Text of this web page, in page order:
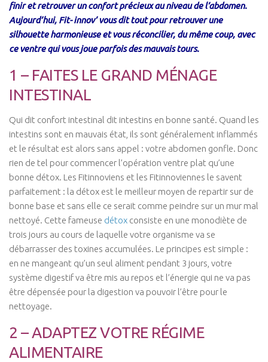
Programmes Nutrition
Les Diètes Spécifiques
Monodiète Détox
Régime Paléo
Régime Méditérranéen
Régime Sans Gluten
Régime Végétarien
Coaching
Coaching Entreprise & Entreprenariat
Coaching Ergonomique
Coaching Mental
Bien-être & Santé
finir et retrouver un confort précieux au niveau de l’abdomen.
Aujourd’hui, Fit- innov’ vous dit tout pour retrouver une
silhouette harmonieuse et vous réconcilier, du même coup, avec
ce ventre qui vous joue parfois des mauvais tours.
1 – FAITES LE GRAND MÉNAGE
INTESTINAL
Qui dit confort intestinal dit intestins en bonne santé. Quand les
intestins sont en mauvais état, ils sont généralement inflammés
et le résultat est alors sans appel : votre abdomen gonfle. Donc
rien de tel pour commencer l’opération ventre plat qu’une
bonne détox. Les Fitinnoviens et les Fitinnoviennes le savent
parfaitement : la détox est le meilleur moyen de repartir sur de
bonne base et sans elle ce serait comme peindre sur un mur mal
nettoyé. Cette fameuse détox consiste en une monodiète de
trois jours au cours de laquelle votre organisme va se
débarrasser des toxines accumulées. Le principes est simple :
en ne mangeant qu’un seul aliment pendant 3 jours, votre
système digestif va être mis au repos et l’énergie qui ne va pas
être dépensée pour la digestion va pouvoir l’être pour le
nettoyage.
2 – ADAPTEZ VOTRE RÉGIME
ALIMENTAIRE